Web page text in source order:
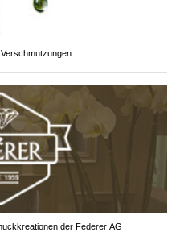
der Federer AG